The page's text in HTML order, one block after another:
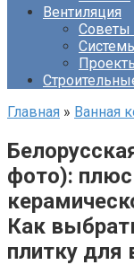
Вентиляция
Советы
Главная » Ванная
фото):
Как
плитку для